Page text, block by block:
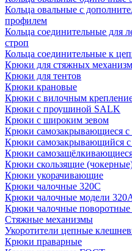
Кольца овальные с
профилем
Кольца соединительные для
строп
Кольца соединительные к
Крюки для стяжных
Крюки для тентов
Крюки крановые
Крюки с вилочным
Крюки с проушиной SALK
Крюки с широким зевом
Крюки самозакрывающиеся
Крюки самозакрывающийся
Крюки
Крюки скользящие
Крюки укорачивающие
Крюки чалочные 320C
Крюки чалочные модели
Крюки чалочные
Стяжные механизмы
Укоротители цепные
Крюки праварные